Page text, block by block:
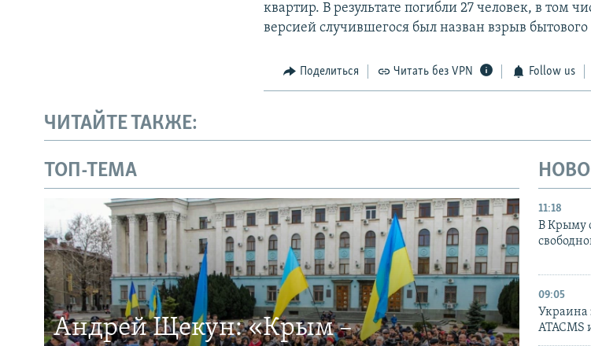
квартир. В результате погибли 27 человек, в том
версией случившегося был назван взрыв бытового
Поделиться Читать без VPN Follow us
ЧИТАЙТЕ ТАКЖЕ:
ТОП-ТЕМА
Андрей Щекун: «Крым –
11:18
В Крыму
09:05
Украина
ATACMS